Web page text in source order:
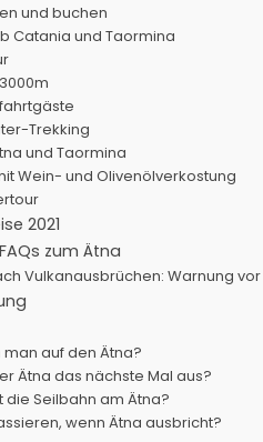
und buchen
Catania und Taormina
Trekking
und Taormina
Wein- und Olivenölverkostung
2021
zum Ätna
Vulkanausbrüchen: Warnung vor
auf den Ätna?
Ätna das nächste Mal aus?
die Seilbahn am Ätna?
wenn Ätna ausbricht?